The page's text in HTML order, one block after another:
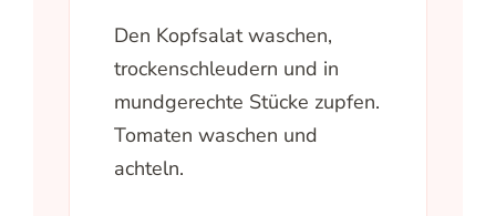
Den Kopfsalat waschen,
trockenschleudern und in
mundgerechte Stücke zupfen.
Tomaten waschen und
achteln.